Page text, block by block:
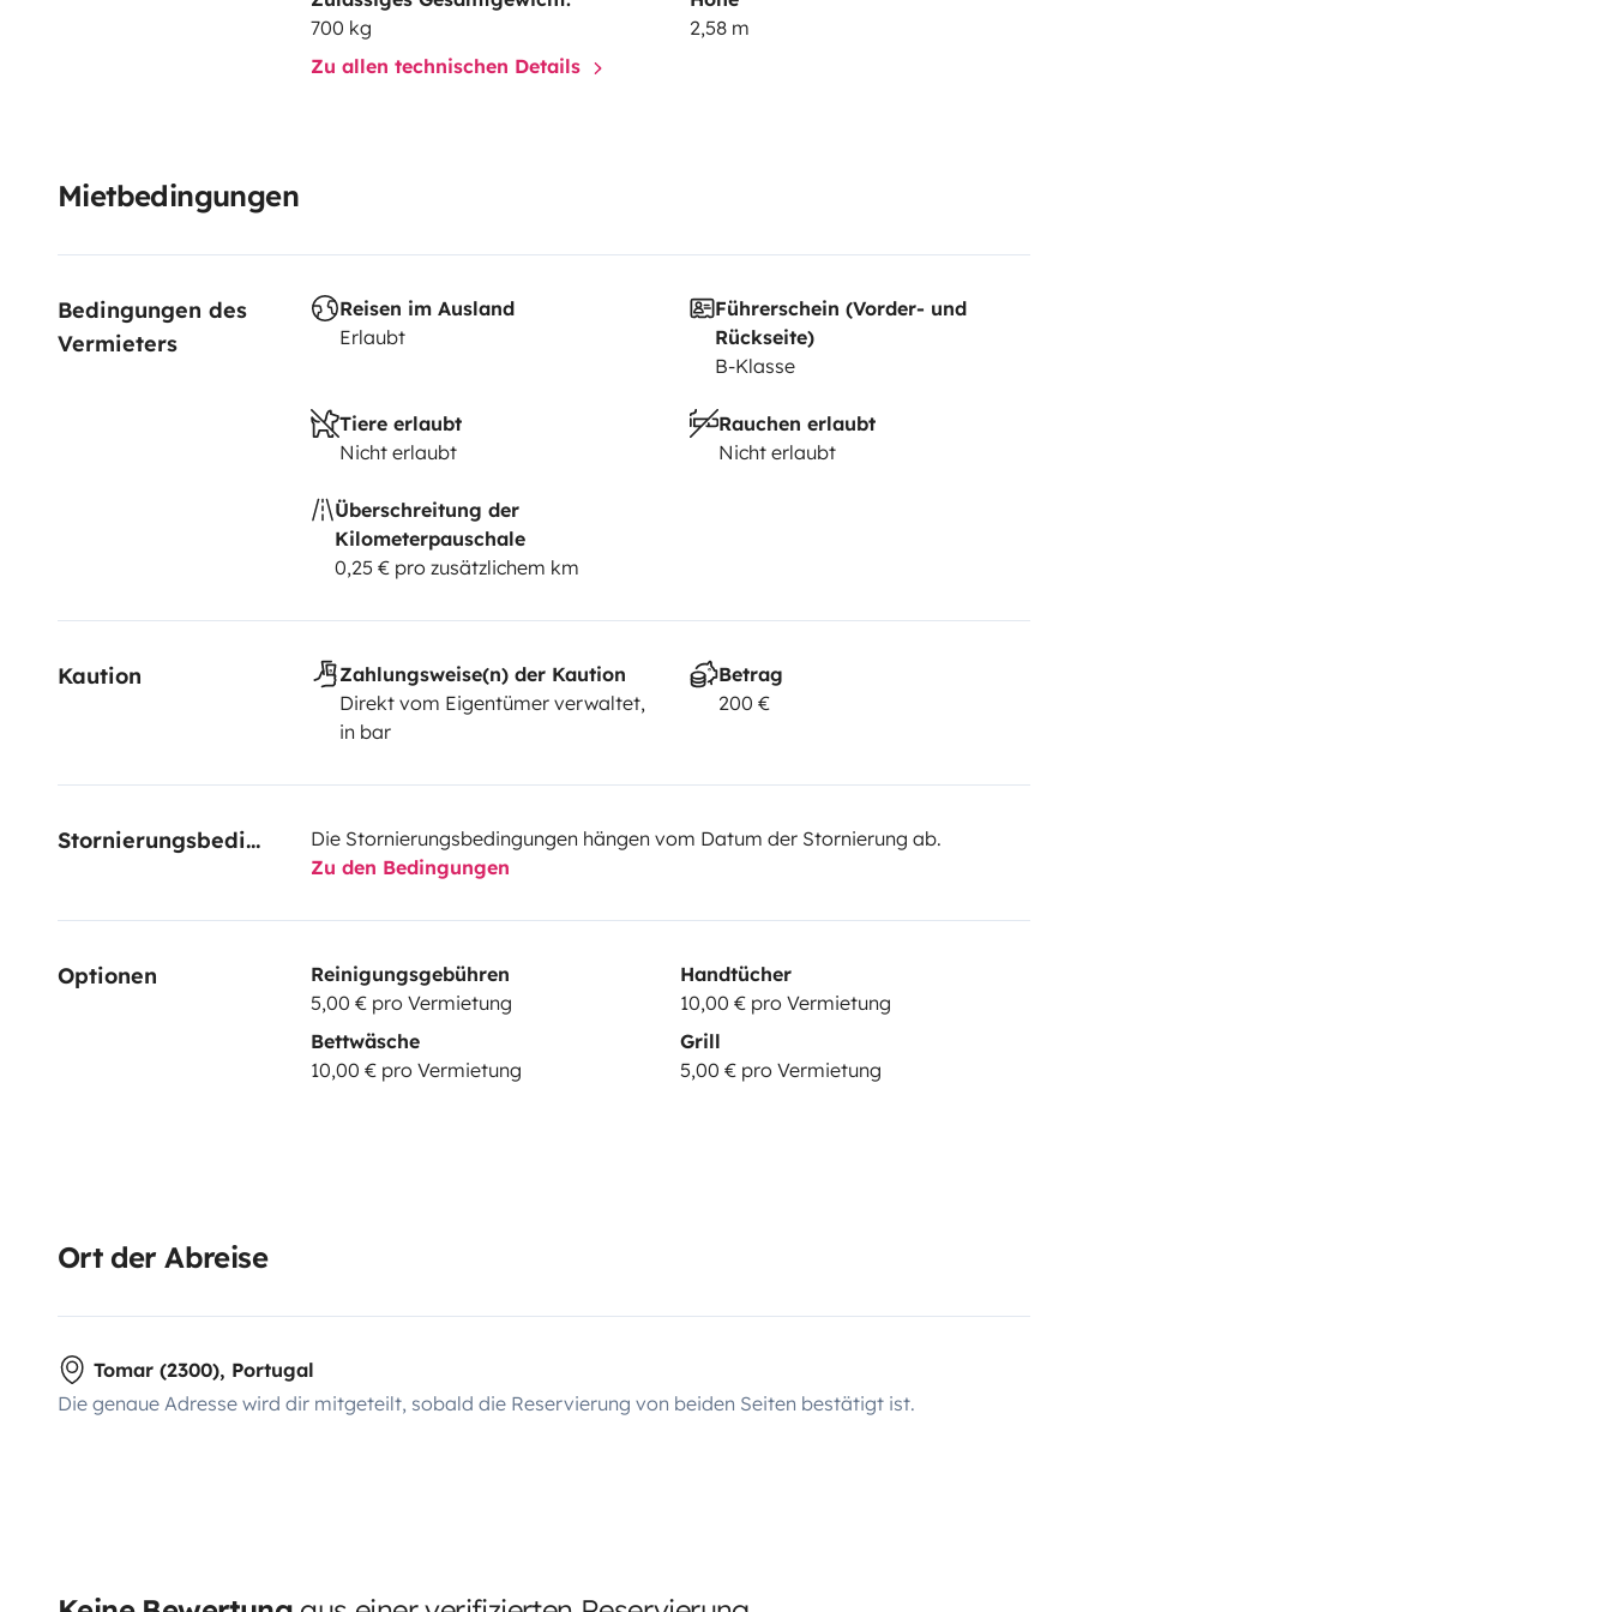
700 kg
2,58 m
Zu allen technischen Details
Mietbedingungen
Bedingungen des
Vermieters
Reisen im Ausland
Erlaubt
Führerschein (Vorder- und
Rückseite)
B-Klasse
Tiere erlaubt
Nicht erlaubt
Rauchen erlaubt
Nicht erlaubt
Überschreitung der
Kilometerpauschale
0,25 € pro zusätzlichem km
Kaution
Zahlungsweise(n) der Kaution
Direkt vom Eigentümer verwaltet,
in bar
Betrag
200 €
Stornierungsbedingungen
Die Stornierungsbedingungen hängen vom Datum der Stornierung ab.
Zu den Bedingungen
Optionen
Reinigungsgebühren
5,00 € pro Vermietung
Handtücher
10,00 € pro Vermietung
Bettwäsche
10,00 € pro Vermietung
Grill
5,00 € pro Vermietung
Ort der Abreise
Tomar (2300), Portugal
Die genaue Adresse wird dir mitgeteilt, sobald die Reservierung von beiden Seiten bestätigt ist.